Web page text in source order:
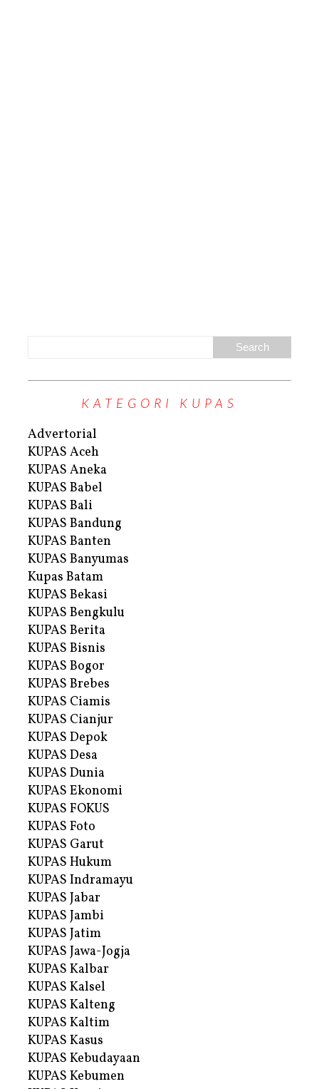
KATEGORI KUPAS
Advertorial
KUPAS Aceh
KUPAS Aneka
KUPAS Babel
KUPAS Bali
KUPAS Bandung
KUPAS Banten
KUPAS Banyumas
Kupas Batam
KUPAS Bekasi
KUPAS Bengkulu
KUPAS Berita
KUPAS Bisnis
KUPAS Bogor
KUPAS Brebes
KUPAS Ciamis
KUPAS Cianjur
KUPAS Depok
KUPAS Desa
KUPAS Dunia
KUPAS Ekonomi
KUPAS FOKUS
KUPAS Foto
KUPAS Garut
KUPAS Hukum
KUPAS Indramayu
KUPAS Jabar
KUPAS Jambi
KUPAS Jatim
KUPAS Jawa-Jogja
KUPAS Kalbar
KUPAS Kalsel
KUPAS Kalteng
KUPAS Kaltim
KUPAS Kasus
KUPAS Kebudayaan
KUPAS Kebumen